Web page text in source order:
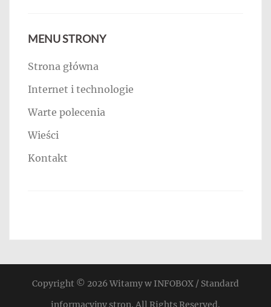
MENU STRONY
Strona główna
Internet i technologie
Warte polecenia
Wieści
Kontakt
Copyright © 2026Witamy w INFOBOX / Standard
informacyjny stron. All Rights Reserved.